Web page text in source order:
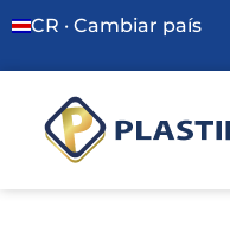
CR · Cambiar país